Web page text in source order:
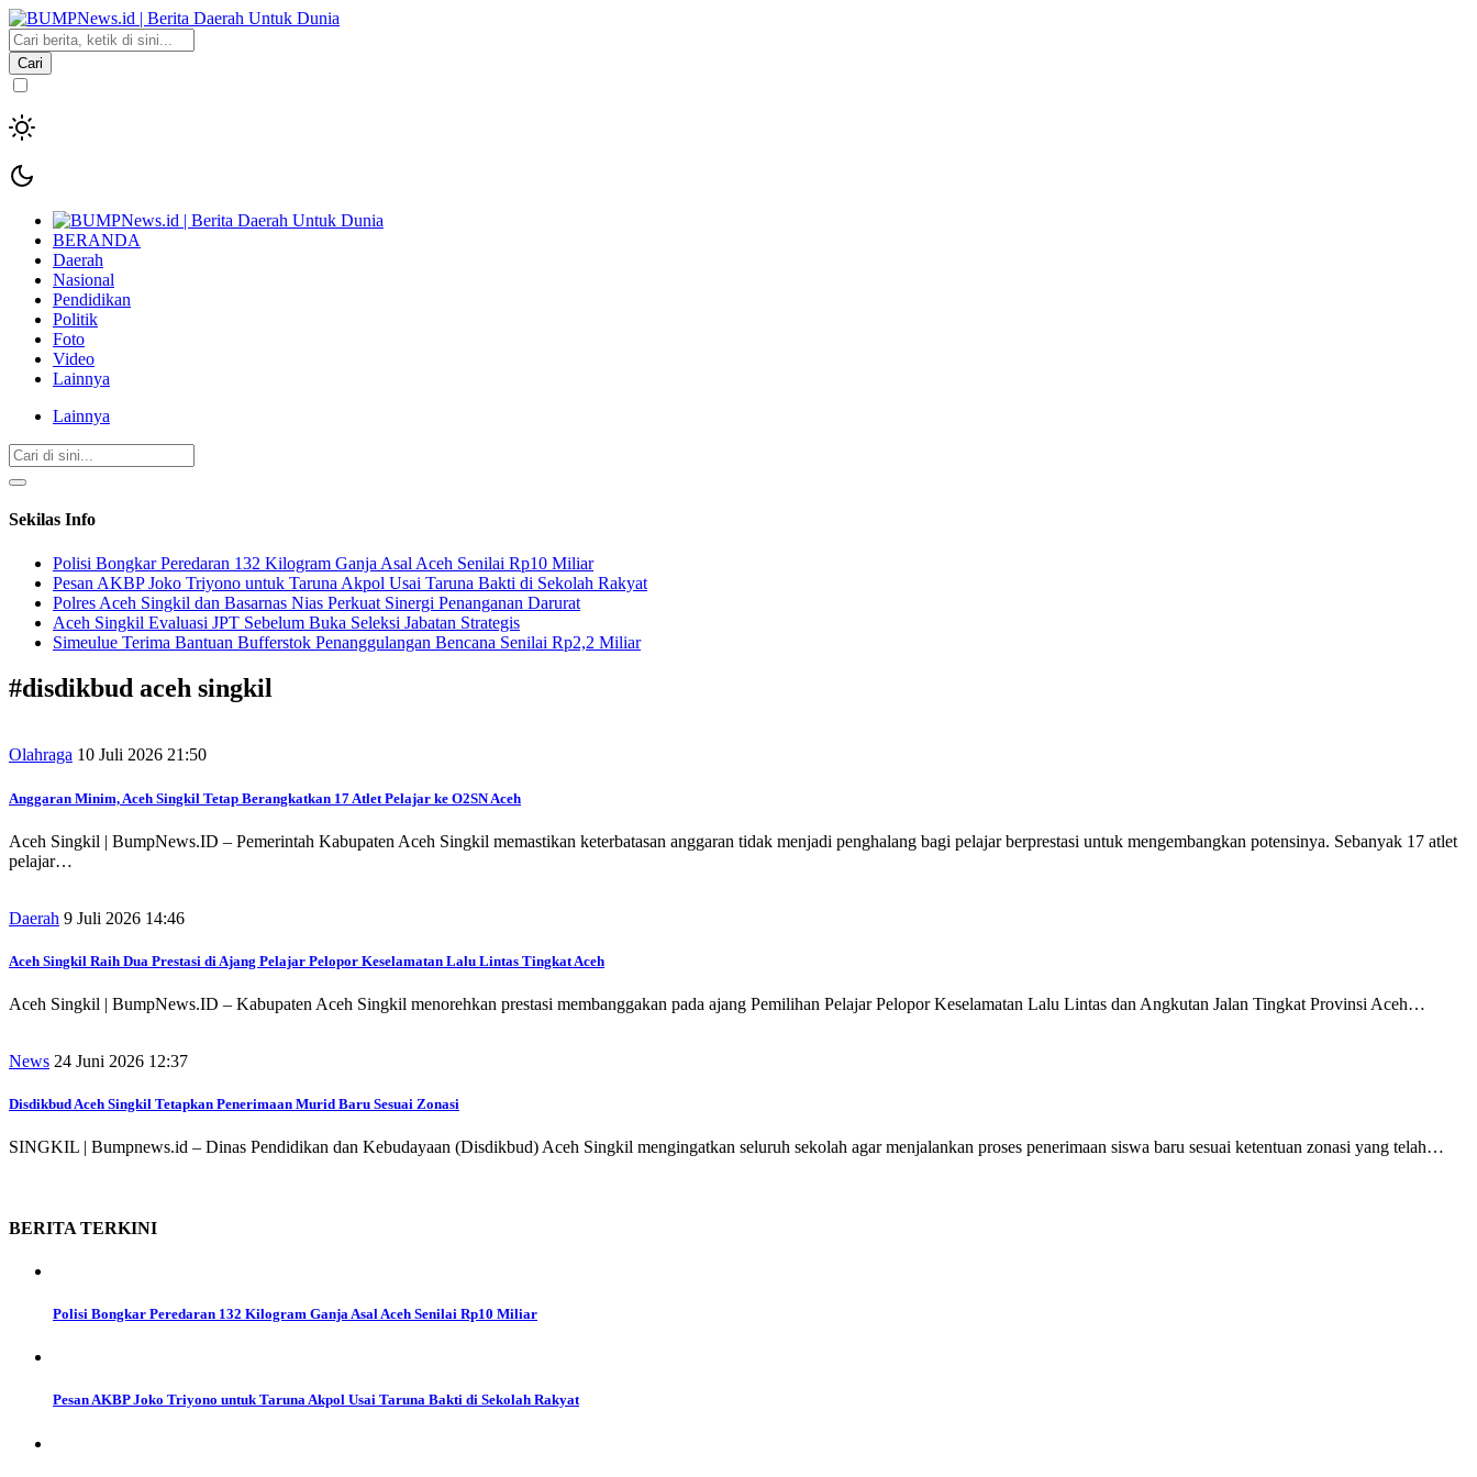
Cari
BERANDA
Daerah
Nasional
Pendidikan
Politik
Foto
Video
Lainnya
Lainnya
Sekilas Info
Polisi Bongkar Peredaran 132 Kilogram Ganja Asal Aceh Senilai Rp10 Miliar
Pesan AKBP Joko Triyono untuk Taruna Akpol Usai Taruna Bakti di Sekolah Rakyat
Polres Aceh Singkil dan Basarnas Nias Perkuat Sinergi Penanganan Darurat
Aceh Singkil Evaluasi JPT Sebelum Buka Seleksi Jabatan Strategis
Simeulue Terima Bantuan Bufferstok Penanggulangan Bencana Senilai Rp2,2 Miliar
#disdikbud aceh singkil
Olahraga 10 Juli 2026 21:50
Anggaran Minim, Aceh Singkil Tetap Berangkatkan 17 Atlet Pelajar ke O2SN Aceh
Aceh Singkil | BumpNews.ID – Pemerintah Kabupaten Aceh Singkil memastikan keterbatasan anggaran tidak menjadi penghalang bagi pelajar berprestasi untuk mengembangkan potensinya. Sebanyak 17 atlet
pelajar…
Daerah 9 Juli 2026 14:46
Aceh Singkil Raih Dua Prestasi di Ajang Pelajar Pelopor Keselamatan Lalu Lintas Tingkat Aceh
Aceh Singkil | BumpNews.ID – Kabupaten Aceh Singkil menorehkan prestasi membanggakan pada ajang Pemilihan Pelajar Pelopor Keselamatan Lalu Lintas dan Angkutan Jalan Tingkat Provinsi Aceh…
News 24 Juni 2026 12:37
Disdikbud Aceh Singkil Tetapkan Penerimaan Murid Baru Sesuai Zonasi
SINGKIL | Bumpnews.id – Dinas Pendidikan dan Kebudayaan (Disdikbud) Aceh Singkil mengingatkan seluruh sekolah agar menjalankan proses penerimaan siswa baru sesuai ketentuan zonasi yang telah…
BERITA TERKINI
Polisi Bongkar Peredaran 132 Kilogram Ganja Asal Aceh Senilai Rp10 Miliar
Pesan AKBP Joko Triyono untuk Taruna Akpol Usai Taruna Bakti di Sekolah Rakyat